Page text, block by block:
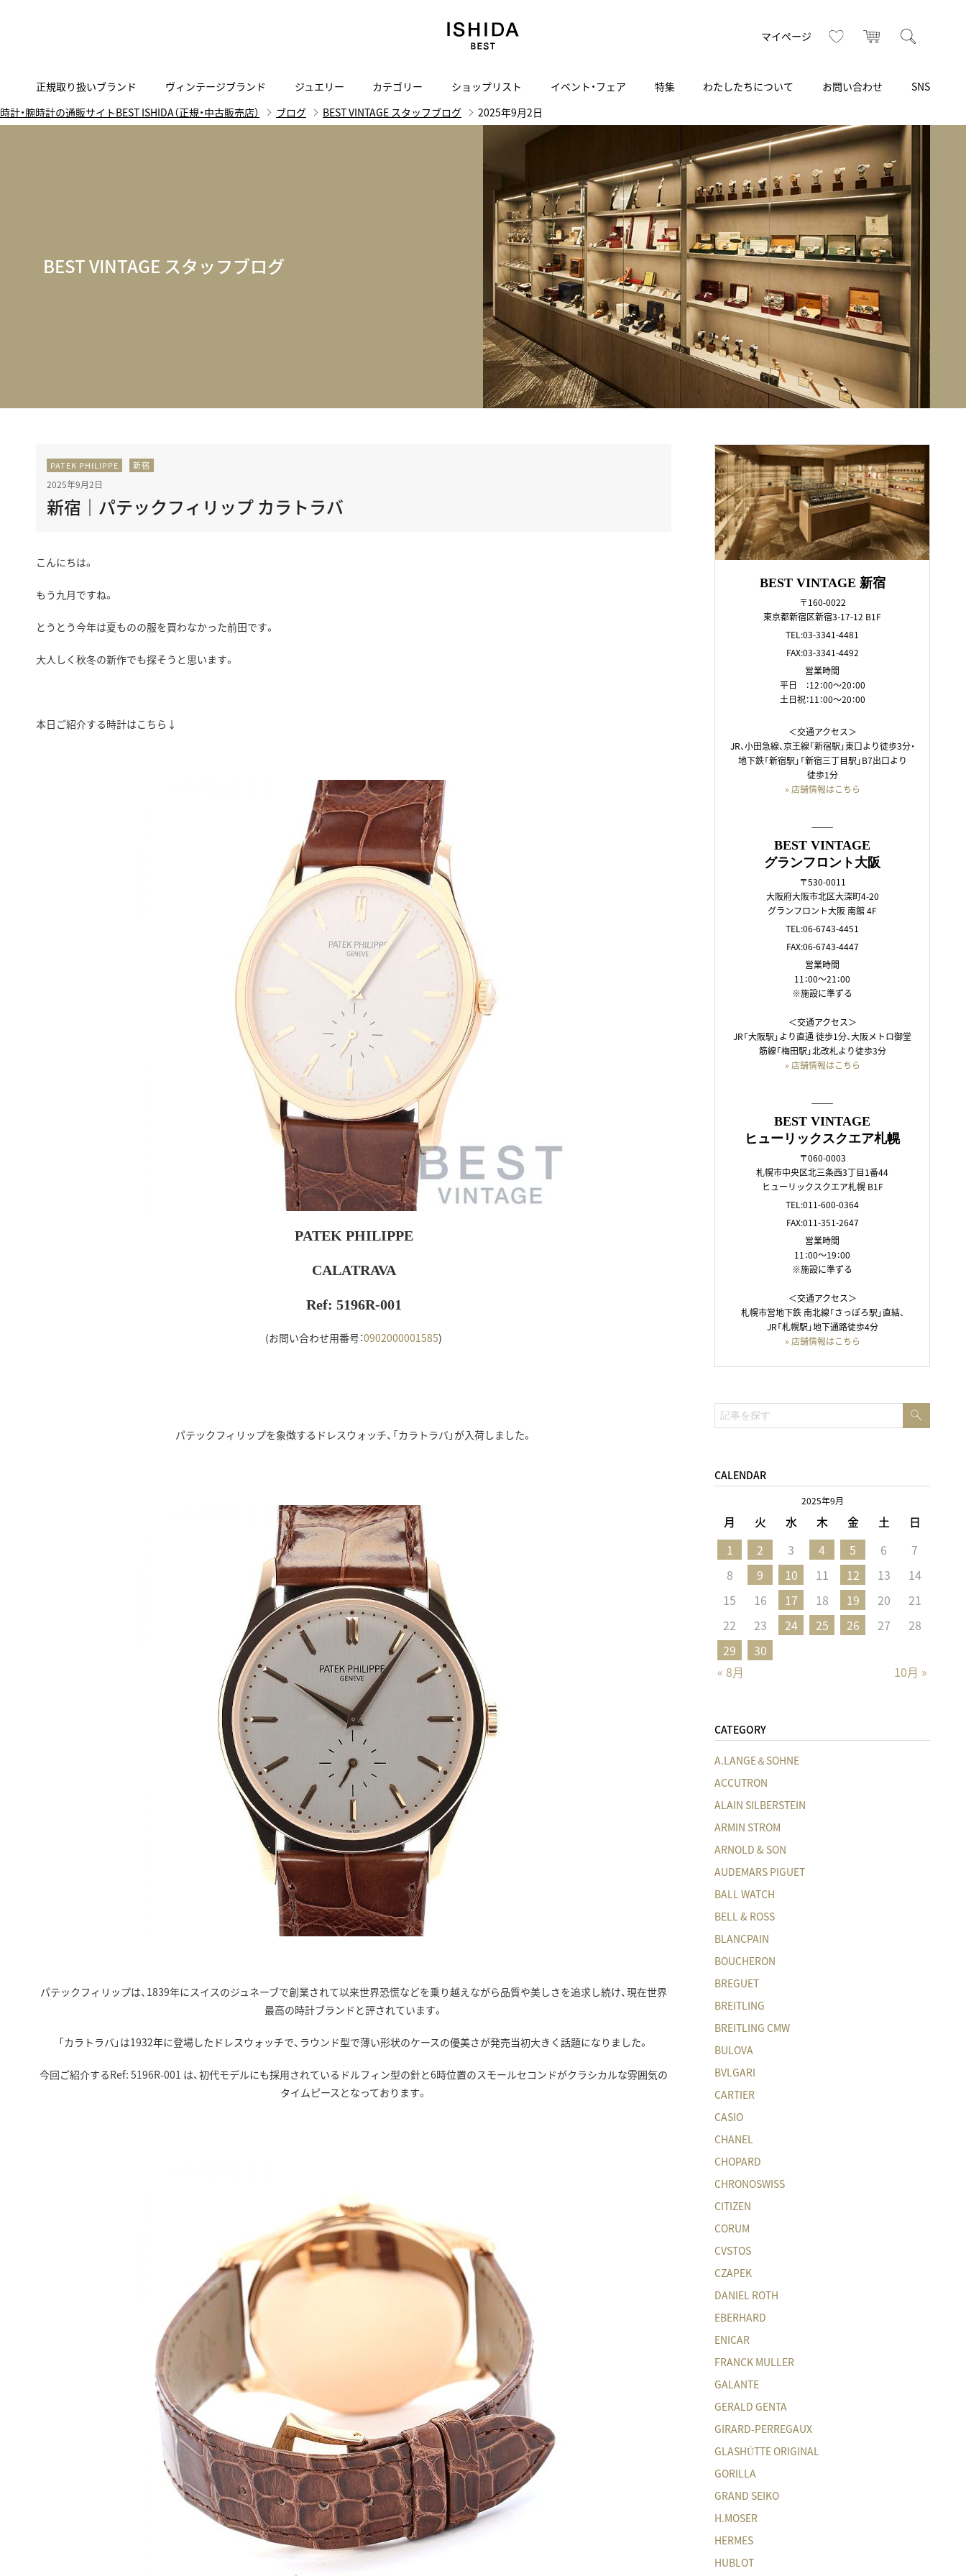
マイページ お気に入りカート
正規取り扱いブランド
A B C D E F G H I J K L M N
amazfit
アマズフィット
AMIDA
アミダ
ARMINSTROM
アーミンシュトローム
Arnold & Son
アーノルド＆サン
正規取り扱いブランド一覧はこちら
ヴィンテージブランド
買取り・下取り・委託サービスについて
ヴィンテージブランド一覧はこちら
ジュエリー カテゴリー
スマートウォッチ
ISHIDA いいモノ Selection
いいモノ Gift selection
i.s.d.(アイエスディー)
ショップリスト
ISHIDA N43°（札幌）
Luxury Time Lounge ブライトリング ブティック 銀座
ブライトリング ブティック GINZA SIX IWC 表参道ブティック BEST VINTAGE新宿
BEST VINTAGEヒューリックスクエア札幌
ショップリスト一覧はこちら
イベント・フェア 特集 わたしたちについて
代表メッセージ 会社概要 サービス
お問い合わせ
お問い合わせ ご来店の予約 オンライン相談
SNS
TikTok
時計・腕時計の通販サイトBEST ISHIDA（正規・中古販売店） ブログ BEST VINTAGE スタッフブログ 2025年9月2日
BEST VINTAGE スタッフブログ
PATEK PHILIPPE 新宿
2025年9月2日
新宿｜パテックフィリップ カラトラバ
こんにちは。
もう九月ですね。
とうとう今年は夏ものの服を買わなかった前田です。
大人しく秋冬の新作でも探そうと思います。
本日ご紹介する時計はこちら↓
PATEK PHILIPPE
CALATRAVA
Ref: 5196R-001
(お問い合わせ用番号：0902000001585)
パテックフィリップを象徴するドレスウォッチ、「カラトラバ」が入荷しました。
パテックフィリップは、1839年にスイスのジュネーブで創業されて以来世界恐慌などを乗り越えながら品質や美しさを追求し続け、現在世界
最高の時計ブランドと評されています。
「カラトラバ」は1932年に登場したドレスウォッチで、ラウンド型で薄い形状のケースの優美さが発売当初大きく話題になりました。
今回ご紹介するRef: 5196R-001 は、初代モデルにも採用されているドルフィン型の針と6時位置のスモールセコンドがクラシカルな雰囲気の
タイムピースとなっております。
BEST VINTAGE 新宿
〒160-0022
東京都新宿区新宿3-17-12 B1F
TEL:03-3341-4481
FAX:03-3341-4492
営業時間
平日 ：12：00～20：00
土日祝：11：00～20：00
＜交通アクセス＞
JR、小田急線、京王線「新宿駅」東口より徒歩3分・
地下鉄「新宿駅」「新宿三丁目駅」B7出口より
徒歩1分
» 店舗情報はこちら
――
BEST VINTAGE
グランフロント大阪
〒530-0011
大阪府大阪市北区大深町4-20
グランフロント大阪 南館 4F
TEL:06-6743-4451
FAX:06-6743-4447
営業時間
11：00～21：00
※施設に準ずる
＜交通アクセス＞
JR「大阪駅」より直通 徒歩1分、大阪メトロ御堂
筋線「梅田駅」北改札より徒歩3分
» 店舗情報はこちら
――
BEST VINTAGE
ヒューリックスクエア札幌
〒060-0003
札幌市中央区北三条西3丁目1番44
ヒューリックスクエア札幌 B1F
TEL:011-600-0364
FAX:011-351-2647
営業時間
11：00～19：00
※施設に準ずる
＜交通アクセス＞
札幌市営地下鉄 南北線「さっぽろ駅」直結、
JR「札幌駅」地下通路徒歩4分
» 店舗情報はこちら
検
索:
CALENDAR
2025年9月
月 火 水 木 金 土 日
« 8月 10月 »
1 2 3 4 5 6
7
8
9 10 11 12 13
14
15
16 17 18 19 20
21
22
23 24 25 26 27
28
29
30
CATEGORY
A.LANGE＆SOHNE
ACCUTRON
ALAIN SILBERSTEIN
ARMIN STROM
ARNOLD & SON
AUDEMARS PIGUET
BALL WATCH
BELL & ROSS
BLANCPAIN
BOUCHERON
BREGUET
BREITLING
BREITLING CMW
BULOVA
BVLGARI
CARTIER
CASIO
CHANEL
CHOPARD
CHRONOSWISS
CITIZEN
CORUM
CVSTOS
CZAPEK
DANIEL ROTH
EBERHARD
ENICAR
FRANCK MULLER
GALANTE
GERALD GENTA
GIRARD-PERREGAUX
GLASHÜTTE ORIGINAL
GORILLA
GRAND SEIKO
H.MOSER
HERMES
HUBLOT